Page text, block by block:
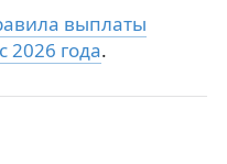
выплаты
2026 года.